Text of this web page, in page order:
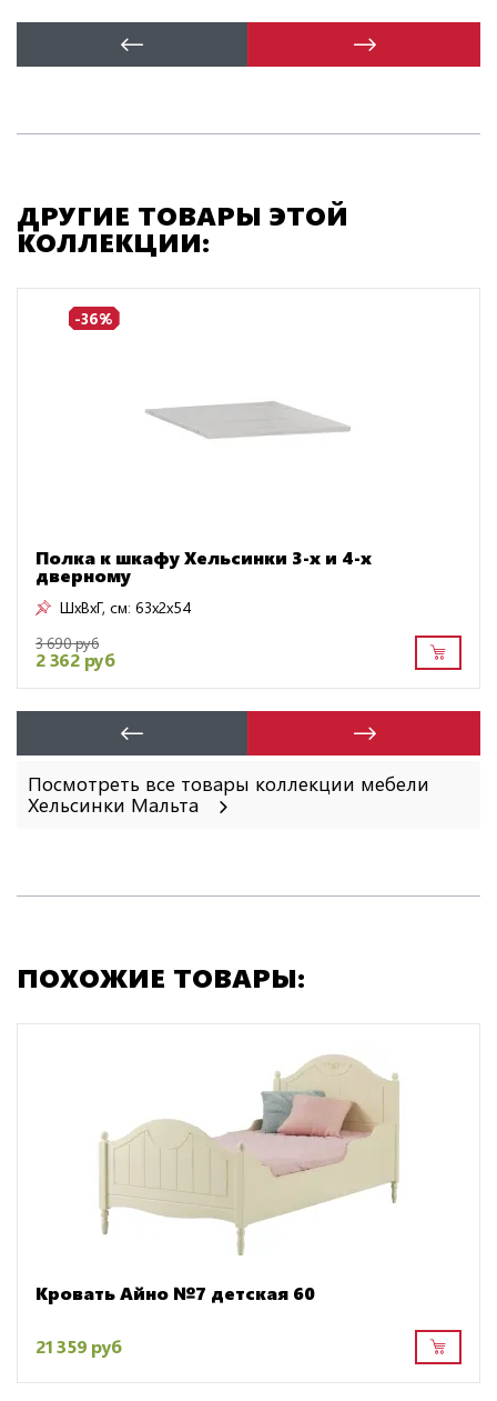
ДРУГИЕ ТОВАРЫ ЭТОЙ
КОЛЛЕКЦИИ:
-36%
Полка к шкафу Хельсинки 3-х и 4-х
дверному
ШxВxГ, см: 63x2x54
3 690 руб
2 362 руб
Посмотреть все товары коллекции мебели
Хельсинки Мальта
ПОХОЖИЕ ТОВАРЫ:
Кровать Айно №7 детская 60
21 359 руб